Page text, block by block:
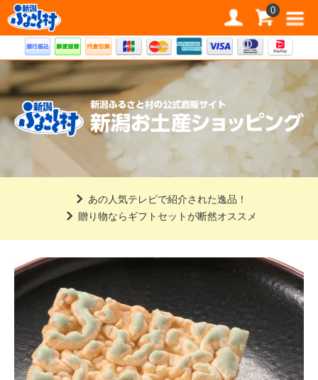
道の駅 新潟ふるさと村公式直販サイト 0
あの人気テレビで紹介された逸品！
贈り物ならギフトセットが断然オススメ